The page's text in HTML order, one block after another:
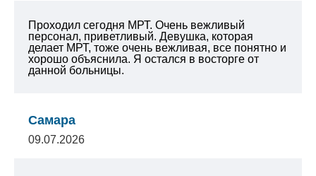
Проходил сегодня МРТ. Очень вежливый
персонал, приветливый. Девушка, которая
делает МРТ, тоже очень вежливая, все понятно и
хорошо объяснила. Я остался в восторге от
данной больницы.
Самара
09.07.2026